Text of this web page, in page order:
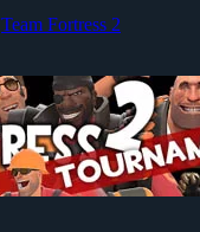
Team Fortress 2